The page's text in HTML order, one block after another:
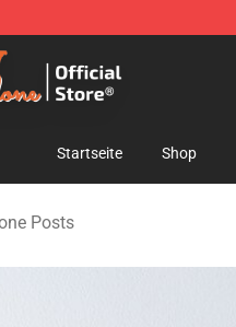
Store
Startseite Shop
Posts